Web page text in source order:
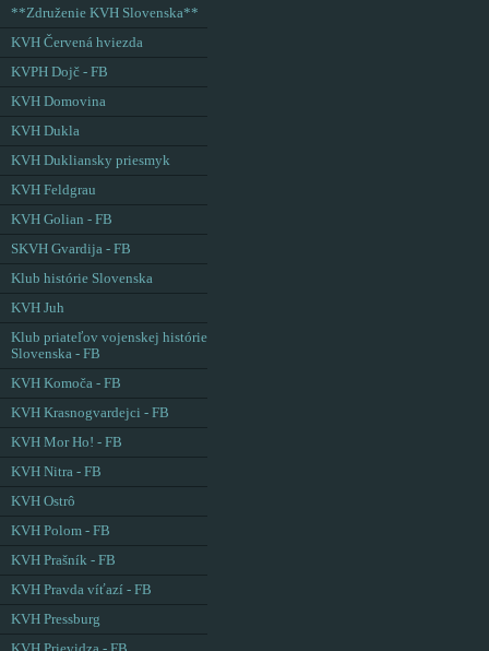
**Združenie KVH Slovenska**
KVH Červená hviezda
KVPH Dojč - FB
KVH Domovina
KVH Dukla
KVH Dukliansky priesmyk
KVH Feldgrau
KVH Golian - FB
SKVH Gvardija - FB
Klub histórie Slovenska
KVH Juh
Klub priateľov vojenskej histórie
Slovenska - FB
KVH Komoča - FB
KVH Krasnogvardejci - FB
KVH Mor Ho! - FB
KVH Nitra - FB
KVH Ostrô
KVH Polom - FB
KVH Prašník - FB
KVH Pravda víťazí - FB
KVH Pressburg